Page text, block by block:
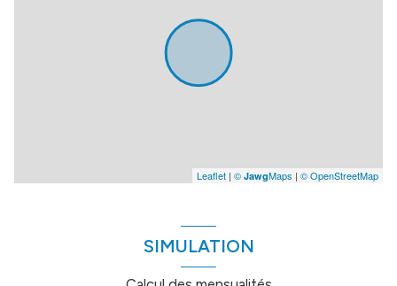
Leaflet | © JawgMaps | © OpenStreetMap
SIMULATION